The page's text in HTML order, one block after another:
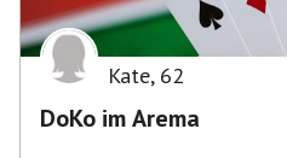
Kate, 62
DoKo im Arema